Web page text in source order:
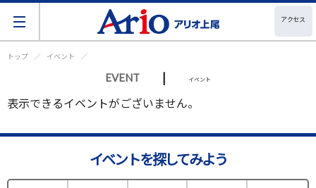
アクセス
トップ イベント
EVENT | イベント
表示できるイベントがございません。
イベントを探してみよう